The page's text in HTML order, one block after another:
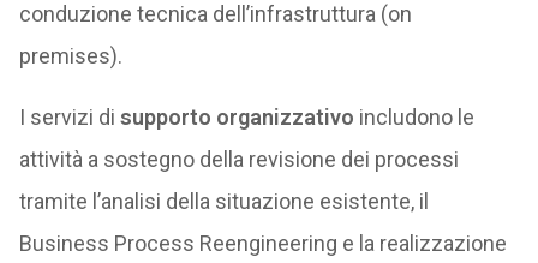
conduzione tecnica dell’infrastruttura (on
premises).
I servizi di supporto organizzativo includono le
attività a sostegno della revisione dei processi
tramite l’analisi della situazione esistente, il
Business Process Reengineering e la realizzazione